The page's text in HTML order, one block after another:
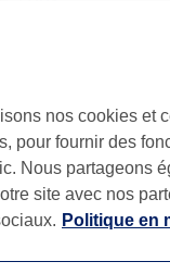
nos cookies et
pour fournir des
Nous partageons
site avec nos
Politique en